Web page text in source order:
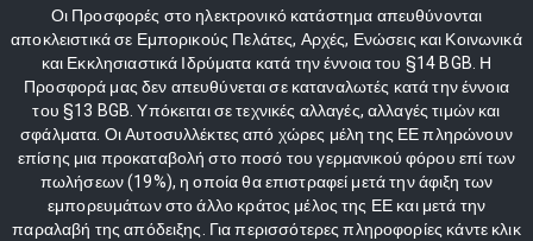
Οι Προσφορές στο ηλεκτρονικό κατάστημα απευθύνονται
αποκλειστικά σε Εμπορικούς Πελάτες, Αρχές, Ενώσεις και Κοινωνικά
και Εκκλησιαστικά Ιδρύματα κατά την έννοια του §14 BGB. Η
Προσφορά μας δεν απευθύνεται σε καταναλωτές κατά την έννοια
του §13 BGB. Υπόκειται σε τεχνικές αλλαγές, αλλαγές τιμών και
σφάλματα. Οι Αυτοσυλλέκτες από χώρες μέλη της ΕΕ πληρώνουν
επίσης μια προκαταβολή στο ποσό του γερμανικού φόρου επί των
πωλήσεων (19%), η οποία θα επιστραφεί μετά την άφιξη των
εμπορευμάτων στο άλλο κράτος μέλος της ΕΕ και μετά την
παραλαβή της απόδειξης. Για περισσότερες πληροφορίες κάντε κλικ